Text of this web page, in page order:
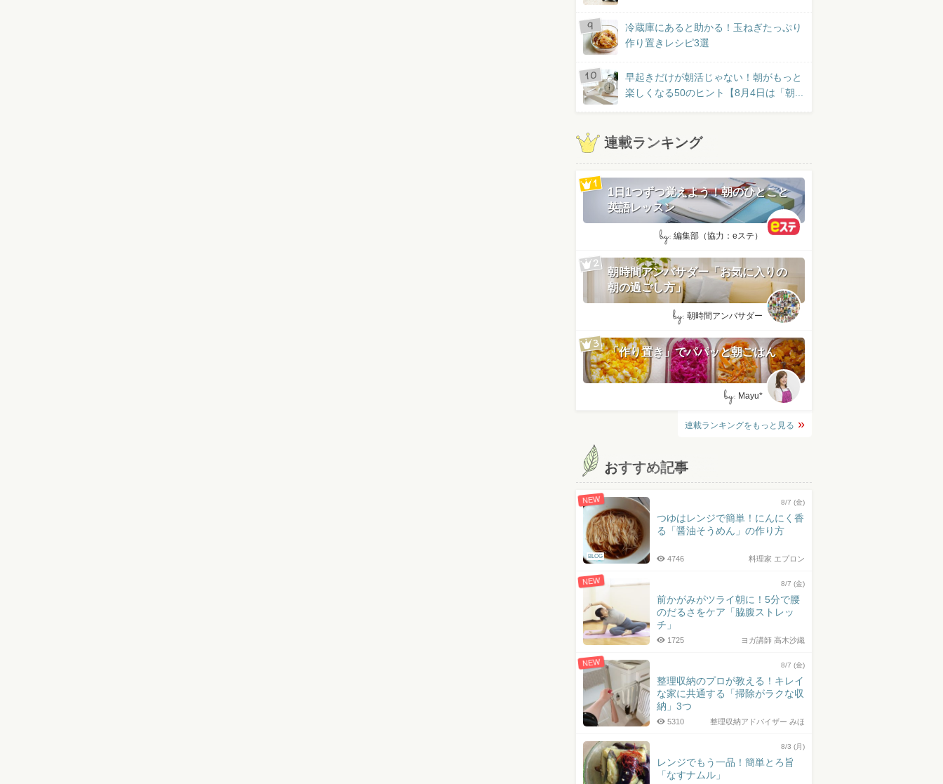
冷蔵庫にあると助かる！玉ねぎたっぷり
作り置きレシピ3選
早起きだけが朝活じゃない！朝がもっと
楽しくなる50のヒント【8月4日は「朝...
連載ランキング
1日1つずつ覚えよう！朝のひとこと
英語レッスン
by: 編集部（協力：eステ）
朝時間アンバサダー「お気に入りの
朝の過ごし方」
by: 朝時間アンバサダー
「作り置き」でパパッと朝ごはん
by: Mayu*
連載ランキングをもっと見る
おすすめ記事
NEW
BLOG
8/7 (金)
つゆはレンジで簡単！にんにく香
る「醤油そうめん」の作り方
料理家 エプロン
4746
NEW 8/7 (金)
前かがみがツライ朝に！5分で腰
のだるさをケア「脇腹ストレッ
チ」
ヨガ講師 高木沙織
1725
NEW 8/7 (金)
整理収納のプロが教える！キレイ
な家に共通する「掃除がラクな収
納」3つ
整理収納アドバイザー みほ
5310
8/3 (月)
レンジでもう一品！簡単とろ旨
「なすナムル」